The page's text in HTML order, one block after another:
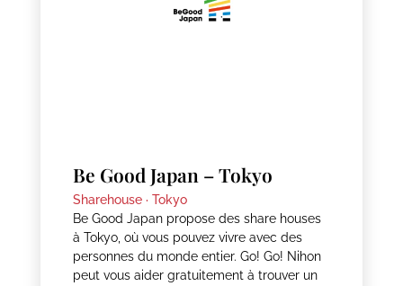
Be Good Japan – Tokyo
Sharehouse · Tokyo
Be Good Japan propose des share houses
à Tokyo, où vous pouvez vivre avec des
personnes du monde entier. Go! Go! Nihon
peut vous aider gratuitement à trouver un